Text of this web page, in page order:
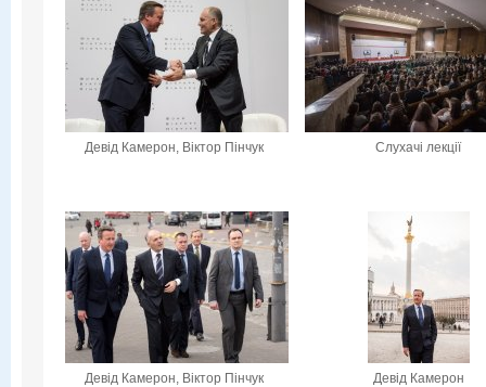
Девід Камерон, Віктор Пінчук Слухачі лекції
Девід Камерон, Віктор Пінчук Девід Камерон